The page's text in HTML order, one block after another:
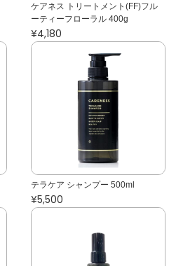
ケアネス トリートメント(FF)フル
ーティーフローラル 400g
¥4,180
テラケア シャンプー 500ml
¥5,500